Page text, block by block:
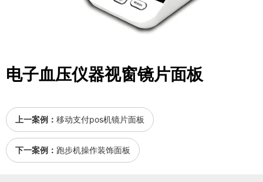
电子血压仪器视窗镜片面板
上一案例： 移动支付pos机镜片面板
下一案例： 跑步机操作装饰面板